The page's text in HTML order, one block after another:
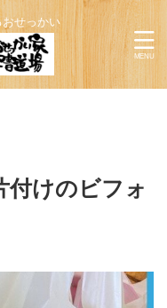
せっかい
付けのビフォ